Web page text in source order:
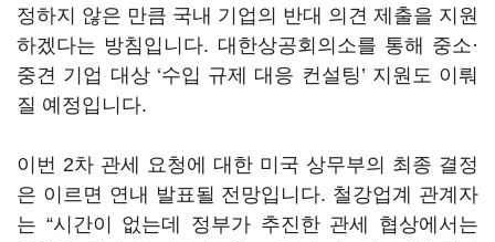
정하지 않은 만큼 국내 기업의 반대 의견 제출을 지원
하겠다는 방침입니다. 대한상공회의소를 통해 중소·
중견 기업 대상 ‘수입 규제 대응 컨설팅’ 지원도 이뤄
질 예정입니다.
이번 2차 관세 요청에 대한 미국 상무부의 최종 결정
은 이르면 연내 발표될 전망입니다. 철강업계 관계자
는 “시간이 없는데 정부가 추진한 관세 협상에서는